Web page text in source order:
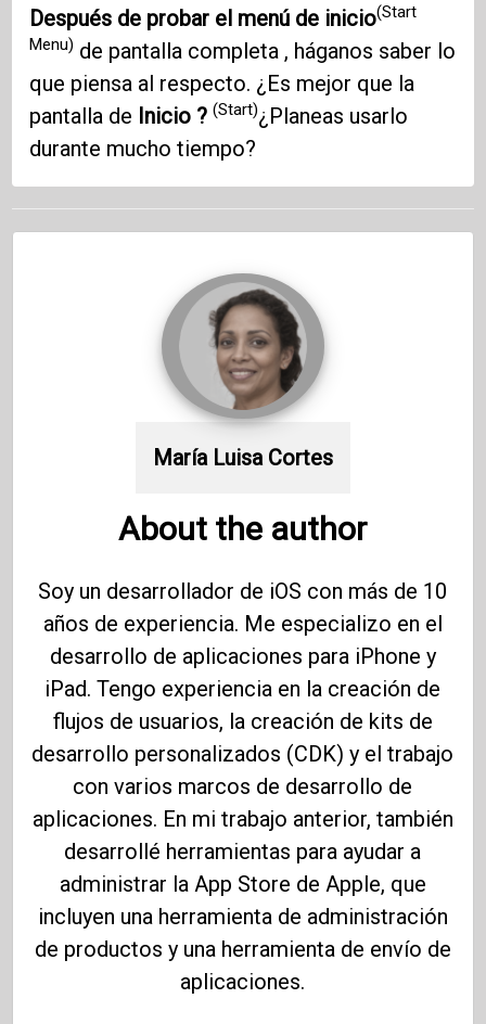
Después de probar el menú de inicio(Start
Menu) de pantalla completa , háganos saber lo
que piensa al respecto. ¿Es mejor que la
pantalla de Inicio ?(Start)¿Planeas usarlo
durante mucho tiempo?
María Luisa Cortes
About the author
Soy un desarrollador de iOS con más de 10
años de experiencia. Me especializo en el
desarrollo de aplicaciones para iPhone y
iPad. Tengo experiencia en la creación de
flujos de usuarios, la creación de kits de
desarrollo personalizados (CDK) y el trabajo
con varios marcos de desarrollo de
aplicaciones. En mi trabajo anterior, también
desarrollé herramientas para ayudar a
administrar la App Store de Apple, que
incluyen una herramienta de administración
de productos y una herramienta de envío de
aplicaciones.